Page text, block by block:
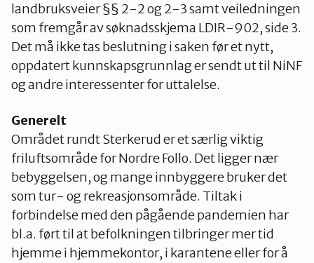
Lørenskog
Nannestad og Gjerdrum
Nes
Nesodden
Nittedal
landbruksveier §§ 2-2 og 2-3 samt veiledningen
som fremgår av søknadsskjema LDIR-902, side 3.
Det må ikke tas beslutning i saken før et nytt,
oppdatert kunnskapsgrunnlag er sendt ut til NiNF
og andre interessenter for uttalelse.
Generelt
Området rundt Sterkerud er et særlig viktig
friluftsområde for Nordre Follo. Det ligger nær
bebyggelsen, og mange innbyggere bruker det
som tur- og rekreasjonsområde. Tiltak i
forbindelse med den pågående pandemien har
bl.a. ført til at befolkningen tilbringer mer tid
hjemme i hjemmekontor, i karantene eller for å